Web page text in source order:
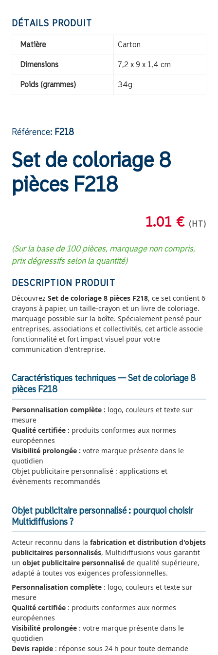
DÉTAILS PRODUIT
Matière Carton
Dimensions 7,2 x 9 x 1,4 cm
Poids (grammes) 34g
Référence: F218
Set de coloriage 8
pièces F218
1.01 € (HT)
(Sur la base de 100 pièces, marquage non compris,
prix dégressifs selon la quantité)
DESCRIPTION PRODUIT
Découvrez Set de coloriage 8 pièces F218, ce set contient 6
crayons à papier, un taille-crayon et un livre de coloriage.
marquage possible sur la boîte. Spécialement pensé pour
entreprises, associations et collectivités, cet article associe
fonctionnalité et fort impact visuel pour votre
communication d'entreprise.
Caractéristiques techniques — Set de coloriage 8
pièces F218
Personnalisation complète : logo, couleurs et texte sur
mesure
Qualité certifiée : produits conformes aux normes
européennes
Visibilité prolongée : votre marque présente dans le
quotidien
Objet publicitaire personnalisé : applications et
évènements recommandés
Objet publicitaire personnalisé : pourquoi choisir
Multidiffusions ?
Acteur reconnu dans la fabrication et distribution d'objets
publicitaires personnalisés, Multidiffusions vous garantit
un objet publicitaire personnalisé de qualité supérieure,
adapté à toutes vos exigences professionnelles.
Personnalisation complète : logo, couleurs et texte sur
mesure
Qualité certifiée : produits conformes aux normes
européennes
Visibilité prolongée : votre marque présente dans le
quotidien
Devis rapide : réponse sous 24 h pour toute demande